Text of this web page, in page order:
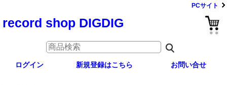
PCサイト
record shop DIGDIG
ログイン 新規登録はこちら お問い合せ